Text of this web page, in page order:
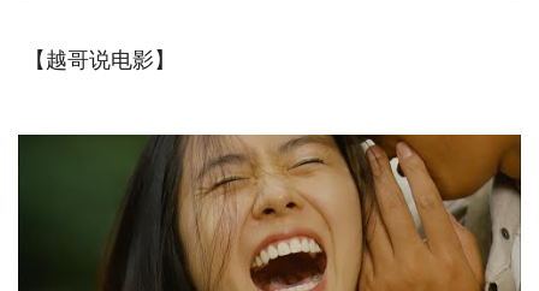
【越哥说电影】